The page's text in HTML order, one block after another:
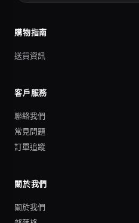
購物指南
送貨資訊
客戶服務
聯絡我們
常見問題
訂單追蹤
關於我們
關於我們